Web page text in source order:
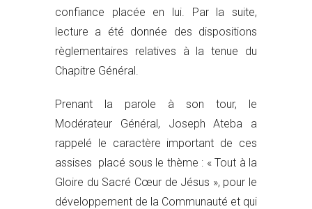
confiance placée en lui. Par la suite,
lecture a été donnée des dispositions
règlementaires relatives à la tenue du
Chapitre Général.
Prenant la parole à son tour, le
Modérateur Général, Joseph Ateba a
rappelé le caractère important de ces
assises placé sous le thème : « Tout à la
Gloire du Sacré Cœur de Jésus », pour le
développement de la Communauté et qui